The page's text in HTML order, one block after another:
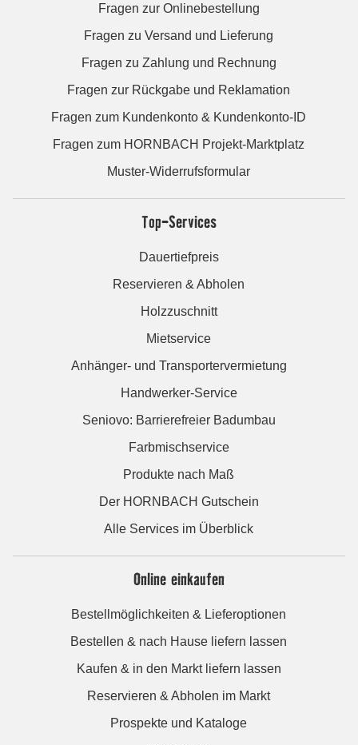
Fragen zur Onlinebestellung
Fragen zu Versand und Lieferung
Fragen zu Zahlung und Rechnung
Fragen zur Rückgabe und Reklamation
Fragen zum Kundenkonto & Kundenkonto-ID
Fragen zum HORNBACH Projekt-Marktplatz
Muster-Widerrufsformular
Top-Services
Dauertiefpreis
Reservieren & Abholen
Holzzuschnitt
Mietservice
Anhänger- und Transportervermietung
Handwerker-Service
Seniovo: Barrierefreier Badumbau
Farbmischservice
Produkte nach Maß
Der HORNBACH Gutschein
Alle Services im Überblick
Online einkaufen
Bestellmöglichkeiten & Lieferoptionen
Bestellen & nach Hause liefern lassen
Kaufen & in den Markt liefern lassen
Reservieren & Abholen im Markt
Prospekte und Kataloge